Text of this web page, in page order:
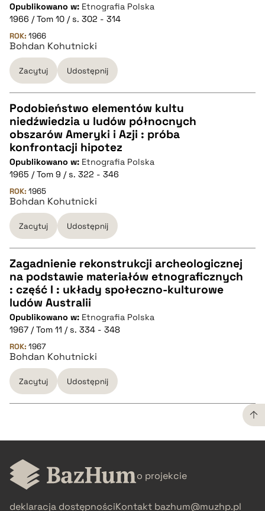
CZYSTY TEKST
pobierz cytat
BIBTEX
pobierz cytat
Opublikowano w: Etnografia Polska
1966 / Tom 10 / s. 302 - 314
ROK: 1966
Bohdan Kohutnicki
Zacytuj Udostępnij
CZYSTY TEKST
pobierz cytat
BIBTEX
pobierz cytat
Podobieństwo elementów kultu
niedźwiedzia u ludów północnych
obszarów Ameryki i Azji : próba
konfrontacji hipotez
Opublikowano w: Etnografia Polska
1965 / Tom 9 / s. 322 - 346
ROK: 1965
Bohdan Kohutnicki
Zacytuj Udostępnij
CZYSTY TEKST
pobierz cytat
BIBTEX
pobierz cytat
Zagadnienie rekonstrukcji archeologicznej
na podstawie materiałów etnograficznych
: część I : układy społeczno-kulturowe
ludów Australii
Opublikowano w: Etnografia Polska
1967 / Tom 11 / s. 334 - 348
ROK: 1967
Bohdan Kohutnicki
Zacytuj Udostępnij
CZYSTY TEKST
pobierz cytat o projekcie
deklaracja dostępnościKontakt bazhum@muzhp.pl